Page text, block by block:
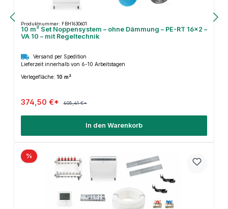
Produktnummer: FBH1630601
10 m² Set Noppensystem – ohne Dämmung – PE-RT 16×2 –
VA 10 – mit Regeltechnik
Versand per Spedition
Lieferzeit innerhalb von 6-10 Arbeitstagen
Verlegefläche: 10 m²
374,50 €* 605,41 €*
In den Warenkorb
%